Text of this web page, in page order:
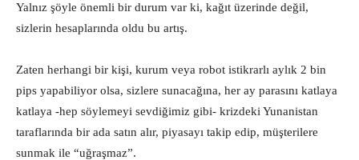
Yalnız şöyle önemli bir durum var ki, kağıt üzerinde değil,
sizlerin hesaplarında oldu bu artış.
Zaten herhangi bir kişi, kurum veya robot istikrarlı aylık 2 bin
pips yapabiliyor olsa, sizlere sunacağına, her ay parasını katlaya
katlaya -hep söylemeyi sevdiğimiz gibi- krizdeki Yunanistan
taraflarında bir ada satın alır, piyasayı takip edip, müşterilere
sunmak ile “uğraşmaz”.